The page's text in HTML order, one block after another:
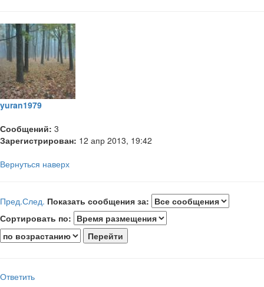
yuran1979
Сообщений: 3
Зарегистрирован: 12 апр 2013, 19:42
Вернуться наверх
Пред.След. Показать сообщения за:
Сортировать по:
Ответить